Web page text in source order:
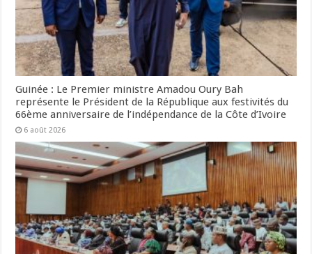
Guinée : Le Premier ministre Amadou Oury Bah
représente le Président de la République aux festivités du
66ème anniversaire de l’indépendance de la Côte d’Ivoire
6 août 2026